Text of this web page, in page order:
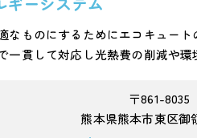
なものにするためにエコキュー
一貫して対応し光熱費の削減や環
〒861-8035
熊本県熊本市東区御